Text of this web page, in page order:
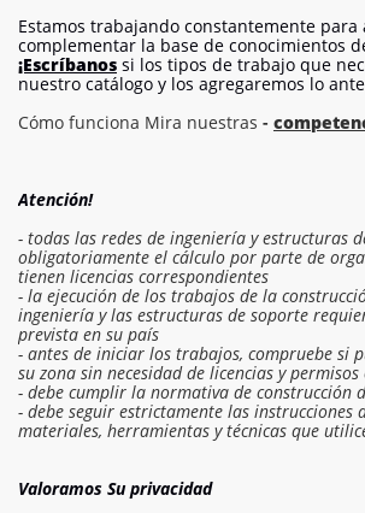
Iniciar sesión en el
Solicitar trabajo
Estamos trabajando constantemente para
complementar la base de conocimientos
¡Escríbanos si los tipos de trabajo que
nuestro catálogo y los agregaremos lo
Cómo funciona Mira nuestras -
Atención!
- todas las redes de ingeniería y estructuras
obligatoriamente el cálculo por parte de
tienen licencias correspondientes
- la ejecución de los trabajos de la
ingeniería y las estructuras de soporte
prevista en su país
- antes de iniciar los trabajos, compruebe si
su zona sin necesidad de licencias y
- debe cumplir la normativa de construcción
- debe seguir estrictamente las instrucciones
materiales, herramientas y técnicas que
Valoramos Su privacidad